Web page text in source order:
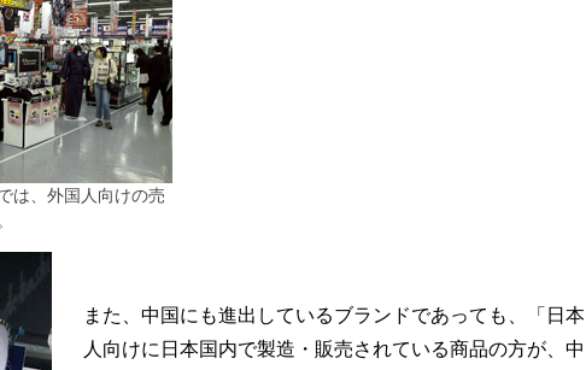
は、外国人向けの売
また、中国にも進出しているブランドであっても、「日本
人向けに日本国内で製造・販売されている商品の方が、中